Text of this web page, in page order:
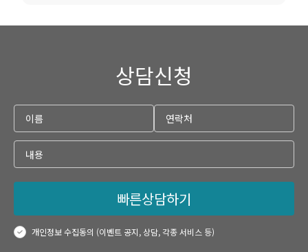
상담신청
빠른상담하기
개인정보 수집동의 (이벤트 공지, 상담, 각종 서비스 등)